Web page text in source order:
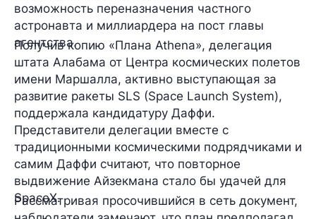
возможность переназначения частного
астронавта и миллиардера на пост главы
агентства.
Получив копию «Плана Athena», делегация
штата Алабама от Центра космических полетов
имени Маршалла, активно выступающая за
развитие ракеты SLS (Space Launch System),
поддержала кандидатуру Даффи.
Представители делегации вместе с
традиционными космическими подрядчиками и
самим Даффи считают, что повторное
выдвижение Айзекмана стало бы удачей для
SpaceX.
Рассматривая просочившийся в сеть документ,